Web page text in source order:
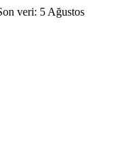
veri: 5 Ağustos